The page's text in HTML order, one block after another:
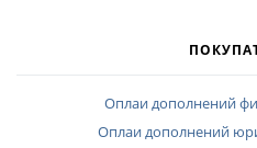
Оплаи дополнений
Оплаи дополнений